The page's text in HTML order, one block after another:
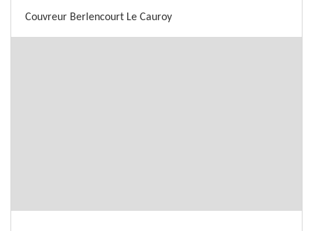
Couvreur Berlencourt Le Cauroy